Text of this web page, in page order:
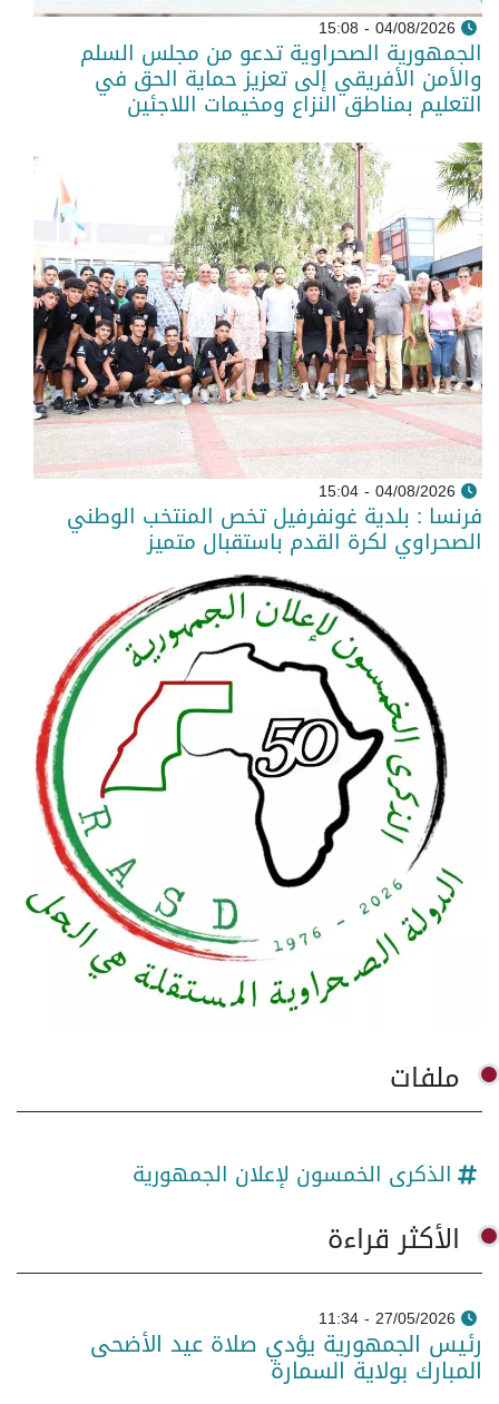
04/08/2026 - 15:08
الجمهورية الصحراوية تدعو من مجلس السلم
والأمن الأفريقي إلى تعزيز حماية الحق في
التعليم بمناطق النزاع ومخيمات اللاجئين
04/08/2026 - 15:04
فرنسا : بلدية غونفرفيل تخص المنتخب الوطني
الصحراوي لكرة القدم باستقبال متميز
ملفات
الذكرى الخمسون لإعلان الجمهورية
الأكثر قراءة
27/05/2026 - 11:34
رئيس الجمهورية يؤدي صلاة عيد الأضحى
المبارك بولاية السمارة